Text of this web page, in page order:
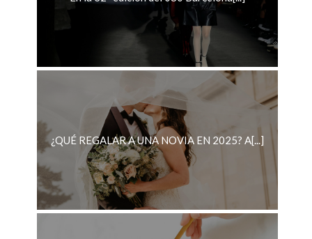
¿QUÉ REGALAR A UNA NOVIA EN 2025? A[...]